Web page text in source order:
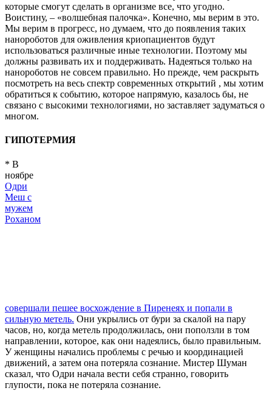
которые смогут сделать в организме все, что угодно.
Воистину, – «волшебная палочка». Конечно, мы верим в это.
Мы верим в прогресс, но думаем, что до появления таких
нанороботов для оживления криопациентов будут
использоваться различные иные технологии. Поэтому мы
должны развивать их и поддерживать. Надеяться только на
нанороботов не совсем правильно. Но прежде, чем раскрыть
посмотреть на весь спектр современных открытий , мы хотим
обратиться к событию, которое напрямую, казалось бы, не
связано с высокими технологиями, но заставляет задуматься о
многом.
ГИПОТЕРМИЯ
* В
ноябре
Одри
Меш с
мужем
Роханом
совершали пешее восхождение в Пиренеях и попали в
сильную метель. Они укрылись от бури за скалой на пару
часов, но, когда метель продолжилась, они поползли в том
направлении, которое, как они надеялись, было правильным.
У женщины начались проблемы с речью и координацией
движений, а затем она потеряла сознание. Мистер Шуман
сказал, что Одри начала вести себя странно, говорить
глупости, пока не потеряла сознание.